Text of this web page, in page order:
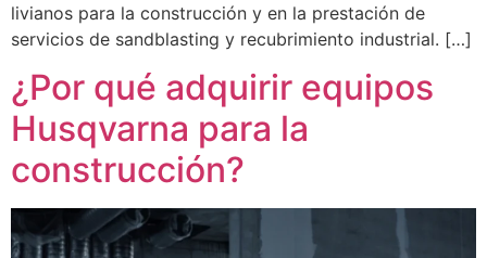
livianos para la construcción y en la prestación de
servicios de sandblasting y recubrimiento industrial. […]
¿Por qué adquirir equipos
Husqvarna para la
construcción?